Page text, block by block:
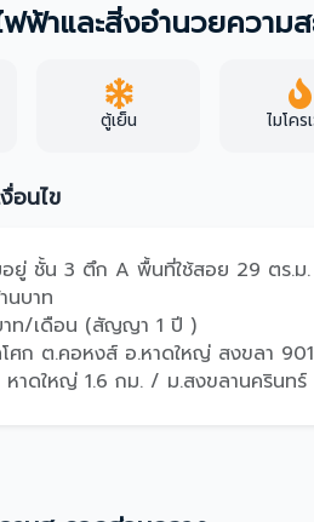
ฟฟ้าและสิ่งอำนวยความ
ตู้เย็น ไมโคร
อนไข
ยู่ ชั้น 3 ตึก A พื้นที่ใช้สอย 29 ตร.ม.
นบาท
าท/เดือน (สัญญา 1 ปี )
ศก ต.คอหงส์ อ.หาดใหญ่ สงขลา
หาดใหญ่ 1.6 กม. / ม.สงขลานครินท